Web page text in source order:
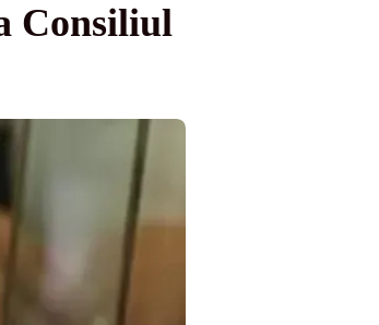
Consiliul